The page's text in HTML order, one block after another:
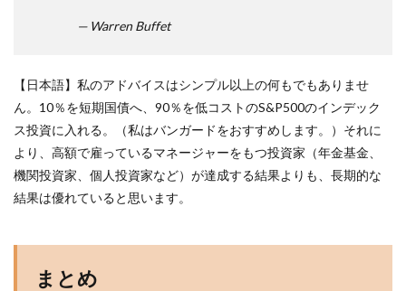
— Warren Buffet
【日本語】私のアドバイスはシンプル以上の何もでもありませ
ん。10％を短期国債へ、90％を低コストのS&P500のインデック
ス投資に入れる。（私はバンガードをおすすめします。）それに
より、高額で雇っているマネージャーをもつ投資家（年金基金、
機関投資家、個人投資家など）が達成する結果よりも、長期的な
結果は優れていると思います。
まとめ